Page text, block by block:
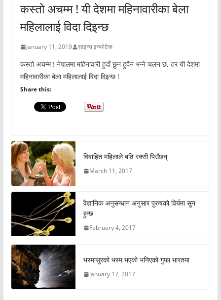
कस्तो अचम्म ! यी देशमा महिनावारीका बेला
महिलालाई विदा दिइन्छ
January 11, 2019 साइन्स इन्फोटेक
कस्तो अचम्म ! नेपालमा महिनावारी हुदाँ छुन हुदैन भन्ने चलन छ, तर यी देशमा
महिनावारीका बेला महिलालाई विदा दिइन्छ !
Share this:
विवाहित महिलाले बढि रक्सी पिउँछन्
March 11, 2017
वैज्ञानिक अनुसन्धान अनुसार पुरुषको विर्यमा सुन
हुन्छ
February 4, 2017
भस्मासुरको भस्म भएको भनिएको गुफा भारतमा
January 17, 2017